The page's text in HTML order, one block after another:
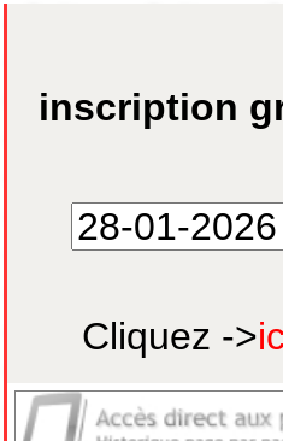
inscription
Cliquez ->